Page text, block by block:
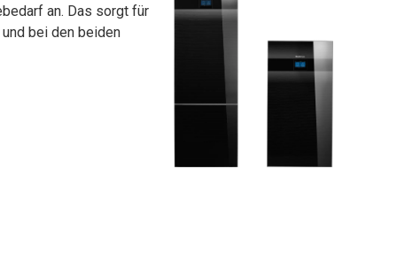
an. Das sorgt für
bei den beiden